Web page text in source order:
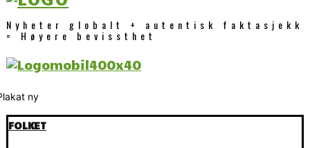
Nyheter globalt + autentisk faktasjekk
= Høyere bevissthet
FOLKET